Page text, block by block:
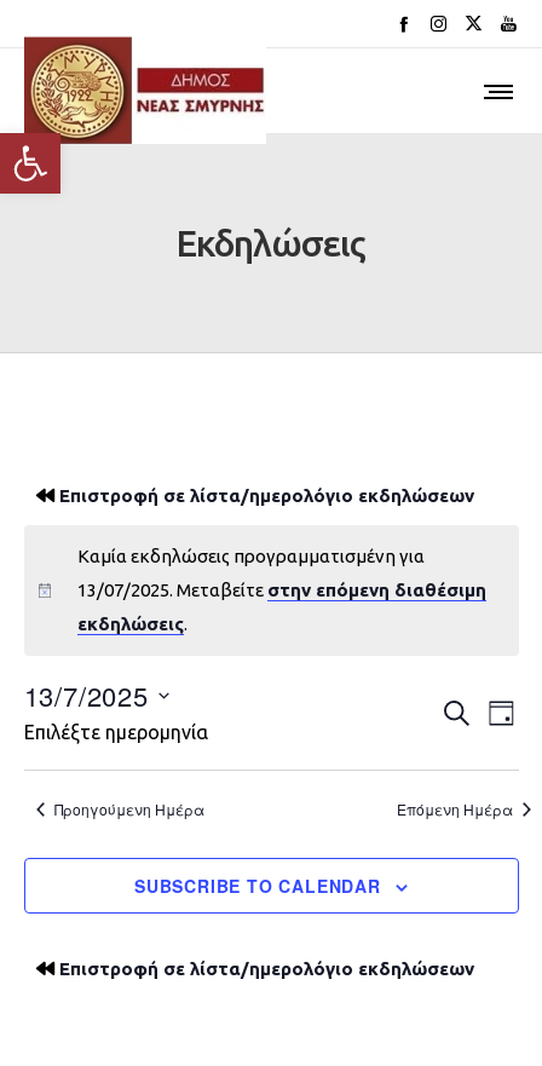
Ανοίξτε τη γραμμή εργαλείων
Εκδηλώσεις
Επιστροφή σε λίστα/ημερολόγιο εκδηλώσεων
Καμία εκδηλώσεις προγραμματισμένη για
13/07/2025. Μεταβείτε στην επόμενη διαθέσιμη
εκδηλώσεις.
Search
and
Views
DAY
13/7/2025
Επιλέξτε ημερομηνία
Προηγούμενη Ημέρα Επόμενη Ημέρα
SUBSCRIBE TO CALENDAR
Επιστροφή σε λίστα/ημερολόγιο εκδηλώσεων